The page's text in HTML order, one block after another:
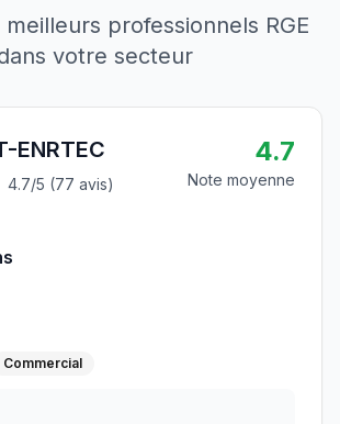
professionnels RGE
votre secteur
ENRTEC
4.7/5 (77 avis)
4.7
Note moyenne
Commercial